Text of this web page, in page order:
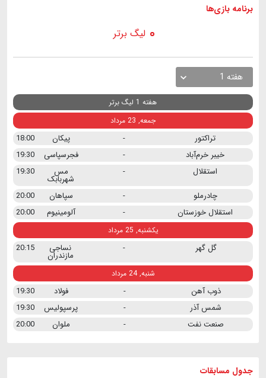
برنامه بازی ها
لیگ برتر
هفته 1
هفته 1 لیگ برتر
جمعه, 23 مرداد
تراکتور - پیکان
18:00
خیبر خرم‌آباد
- فجرسپاسی
19:30
استقلال
- مس
شهربابک
19:30
چادرملو
- سپاهان
20:00
استقلال خوزستان
- آلومینیوم 20:00
یکشنبه, 25 مرداد
گل گهر - نساجی
مازندران
20:15
شنبه, 24 مرداد
ذوب آهن - فولاد
19:30
شمس آذر
- پرسپولیس
19:30
صنعت نفت
- ملوان 20:00
جدول مسابقات